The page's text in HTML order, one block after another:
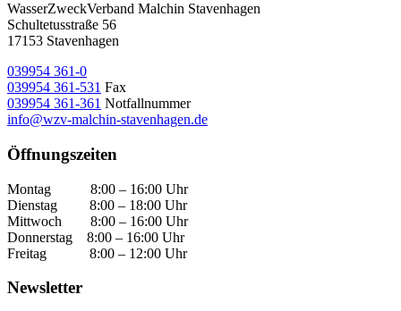
WasserZweckVerband­ Malchin Stavenhagen
Schultetusstraße 56
17153 Stavenhagen
039954 361-0
039954 361-531 Fax
039954 361-361 Notfallnummer
info@wzv-malchin-stavenhagen.de
Öffnungszeiten
Montag 8:00 – 16:00 Uhr
Dienstag 8:00 – 18:00 Uhr
Mittwoch 8:00 – 16:00 Uhr
Donnerstag 8:00 – 16:00 Uhr
Freitag 8:00 – 12:00 Uhr
Newsletter